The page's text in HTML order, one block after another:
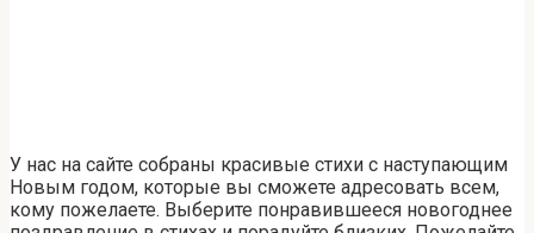
У нас на сайте собраны красивые стихи с наступающим
Новым годом, которые вы сможете адресовать всем,
кому пожелаете. Выберите понравившееся новогоднее